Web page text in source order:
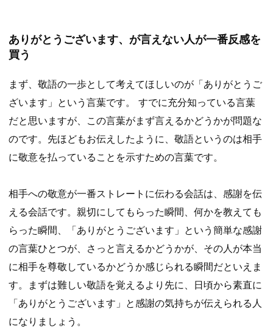
ありがとうございます、が言えない人が一番反感を
買う
まず、敬語の一歩として考えてほしいのが「ありがとうご
ざいます」という言葉です。 すでに充分知っている言葉
だと思いますが、この言葉がまず言えるかどうかが問題な
のです。先ほどもお伝えしたように、敬語というのは相手
に敬意を払っていることを示すための言葉です。
相手への敬意が一番ストレートに伝わる会話は、感謝を伝
える会話です。親切にしてもらった瞬間、何かを教えても
らった瞬間、「ありがとうございます」という簡単な感謝
の言葉ひとつが、さっと言えるかどうかが、その人が本当
に相手を尊敬しているかどうか感じられる瞬間だといえま
す。まずは難しい敬語を覚えるより先に、日頃から素直に
「ありがとうございます」と感謝の気持ちが伝えられる人
になりましょう。